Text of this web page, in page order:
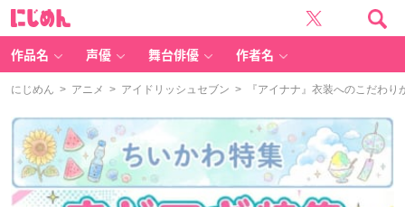
作品名 声優 舞台俳優 作者名
にじめん > アニメ > アイドリッシュセブン > 『アイナナ』衣装へのこだわり